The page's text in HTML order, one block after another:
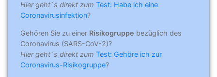
Hier geht´s direkt zum Test: Habe ich eine
Coronavirusinfektion?
Gehören Sie zu einer Risikogruppe bezüglich des
Coronavirus (SARS-CoV-2)?
Hier geht´s direkt zum Test: Gehöre ich zur
Coronavirus-Risikogruppe?